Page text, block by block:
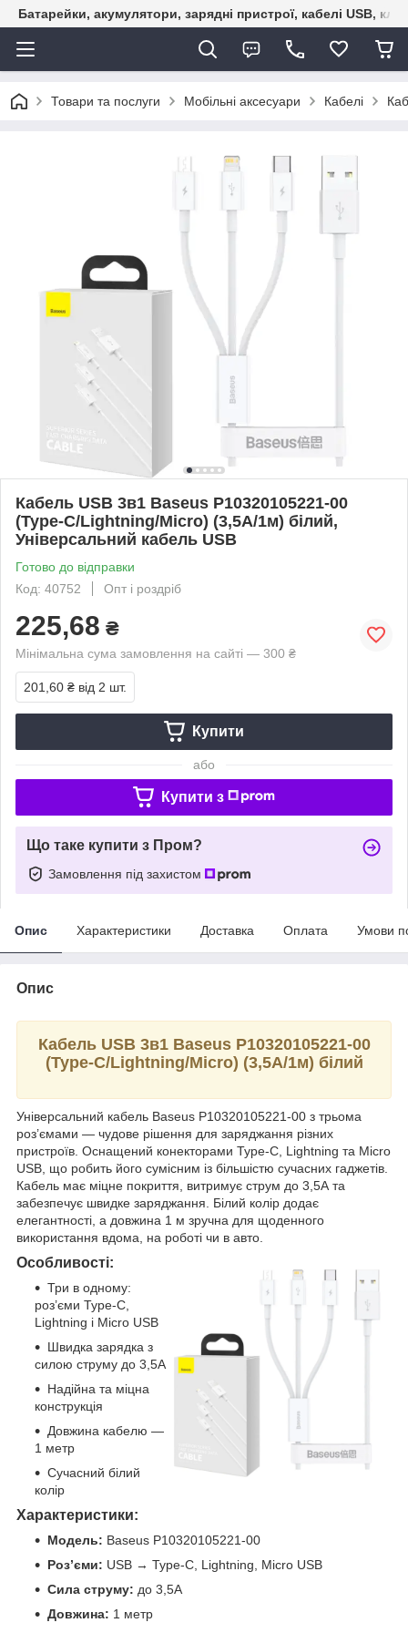
Батарейки, акумулятори, зарядні пристрої, кабелі USB,
Товари та послуги Мобільні аксесуари Кабелі
Кабель USB 3в1 Baseus P10320105221-00
(Type-C/Lightning/Micro) (3,5А/1м) білий,
Універсальний кабель USB
Готово до відправки
Код: 40752
Опт і роздріб
225,68 ₴
Мінімальна сума замовлення на сайті — 300 ₴
201,60 ₴ від 2 шт.
Купити
або
Купити з
Що таке купити з Пром?
Замовлення під захистом
Опис Характеристики Доставка Оплата Умови
Опис
Кабель USB 3в1 Baseus P10320105221-00
(Type-C/Lightning/Micro) (3,5А/1м) білий
Універсальний кабель Baseus P10320105221-00 з трьома
роз’ємами — чудове рішення для заряджання різних
пристроїв. Оснащений конекторами Type-C, Lightning та Micro
USB, що робить його сумісним із більшістю сучасних гаджетів.
Кабель має міцне покриття, витримує струм до 3,5А та
забезпечує швидке заряджання. Білий колір додає
елегантності, а довжина 1 м зручна для щоденного
використання вдома, на роботі чи в авто.
Особливості:
Три в одному:
роз’єми Type-C,
Lightning і Micro USB
Швидка зарядка з
силою струму до 3,5А
Надійна та міцна
конструкція
Довжина кабелю —
1 метр
Сучасний білий
колір
Характеристики:
Модель: Baseus P10320105221-00
Роз’єми: USB → Type-C, Lightning, Micro USB
Сила струму: до 3,5А
Довжина: 1 метр